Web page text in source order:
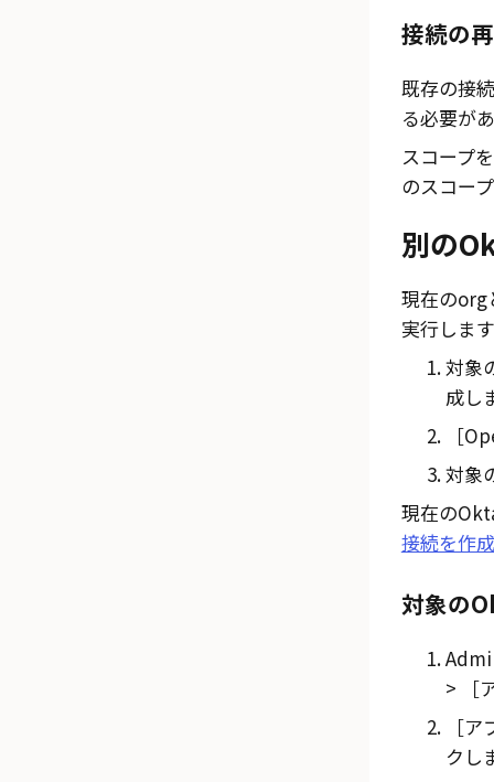
接続の
既存の接
る必要が
スコープ
のスコー
別の
現在のorg
実行しま
対象
成し
対象
現在の
接続を作
対象の
ア
クし